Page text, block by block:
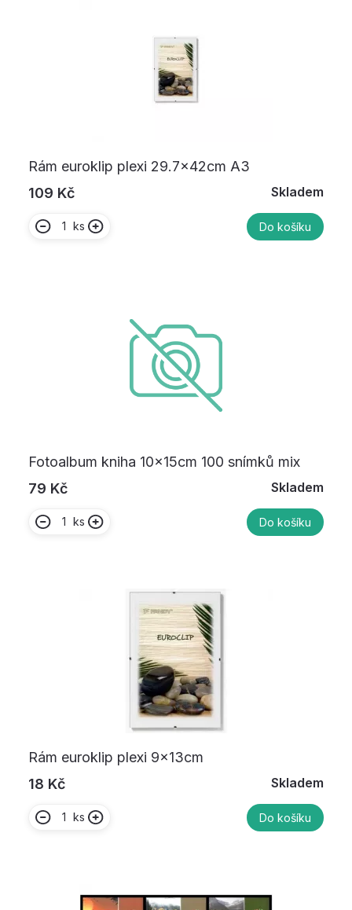
Rám euroklip plexi 29.7x42cm A3
109 Kč
Skladem
ks Do košíku
Fotoalbum kniha 10x15cm 100 snímků mix
79 Kč
Skladem
ks Do košíku
Rám euroklip plexi 9x13cm
18 Kč
Skladem
ks Do košíku